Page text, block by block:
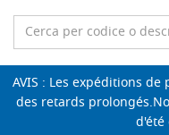
AVIS : Les expéditions
des retards
d'été